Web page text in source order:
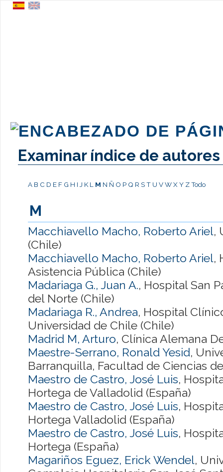
Examinar índice de autores
A B C D E F G H I J K L M N Ñ O P Q R ST U VWXY ZTodo
M
Macchiavello Macho, Roberto Ariel,
(Chile)
Macchiavello Macho, Roberto Ariel,
Asistencia Pública (Chile)
Madariaga G., Juan A., Hospital San
del Norte (Chile)
Madariaga R., Andrea, Hospital
Universidad de Chile (Chile)
Madrid M, Arturo, Clínica Alemana
Maestre-Serrano, Ronald Yesid,
Barranquilla, Facultad de Ciencias
Maestro de Castro, José Luis,
Hortega de Valladolid (España)
Maestro de Castro, José Luis,
Hortega Valladolid (España)
Maestro de Castro, José Luis,
Hortega (España)
Magariños Eguez, Erick Wendel,